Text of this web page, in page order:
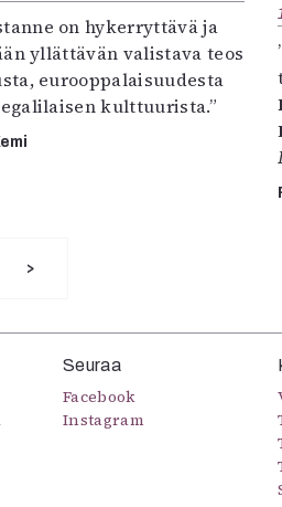
on hykerryttävä ja
yllättävän valistava teos
eurooppalaisuudesta
kulttuurista.”
>
Seuraa
Facebook
Instagram